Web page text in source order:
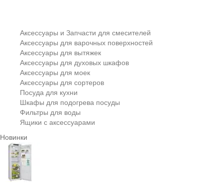
Аксессуары и Запчасти для смесителей
Аксессуары для варочных поверхностей
Аксессуары для вытяжек
Аксессуары для духовых шкафов
Аксессуары для моек
Аксессуары для сортеров
Посуда для кухни
Шкафы для подогрева посуды
Фильтры для воды
Ящики с аксессуарами
Новинки